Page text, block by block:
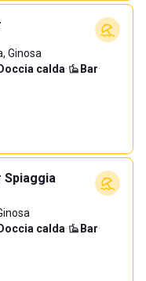
Ginosa
Doccia calda· Bar·
Spiaggia
Doccia calda· Bar·